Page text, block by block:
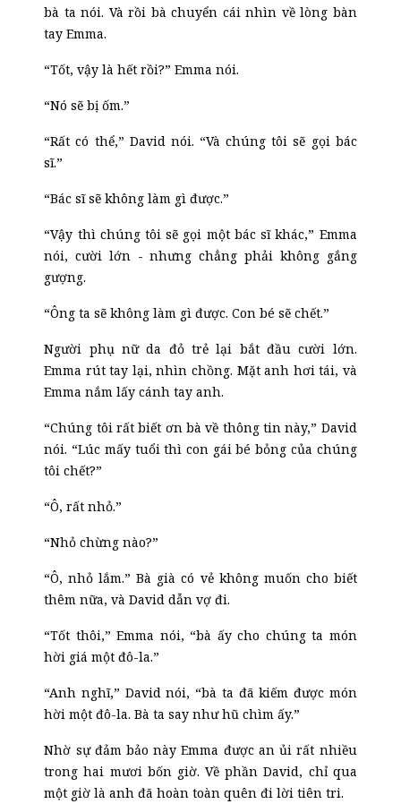
bà ta nói. Và rồi bà chuyển cái nhìn về lòng bàn
tay Emma.
“Tốt, vậy là hết rồi?” Emma nói.
“Nó sẽ bị ốm.”
“Rất có thể,” David nói. “Và chúng tôi sẽ gọi bác
sĩ.”
“Bác sĩ sẽ không làm gì được.”
“Vậy thì chúng tôi sẽ gọi một bác sĩ khác,” Emma
nói, cười lớn - nhưng chẳng phải không gắng
gượng.
“Ông ta sẽ không làm gì được. Con bé sẽ chết.”
Người phụ nữ da đỏ trẻ lại bắt đầu cười lớn.
Emma rút tay lại, nhìn chồng. Mặt anh hơi tái, và
Emma nắm lấy cánh tay anh.
“Chúng tôi rất biết ơn bà về thông tin này,” David
nói. “Lúc mấy tuổi thì con gái bé bỏng của chúng
tôi chết?”
“Ô, rất nhỏ.”
“Nhỏ chừng nào?”
“Ô, nhỏ lắm.” Bà già có vẻ không muốn cho biết
thêm nữa, và David dẫn vợ đi.
“Tốt thôi,” Emma nói, “bà ấy cho chúng ta món
hời giá một đô-la.”
“Anh nghĩ,” David nói, “bà ta đã kiếm được món
hời một đô-la. Bà ta say như hũ chìm ấy.”
Nhờ sự đảm bảo này Emma được an ủi rất nhiều
trong hai mươi bốn giờ. Về phần David, chỉ qua
một giờ là anh đã hoàn toàn quên đi lời tiên tri.